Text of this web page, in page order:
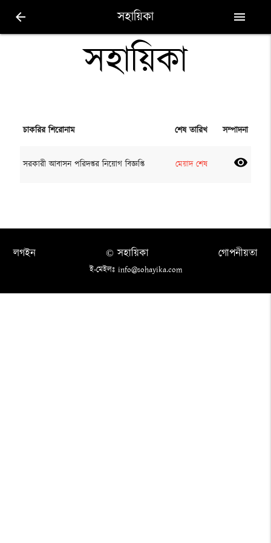
arrow_back সহায়িকা menu
সহায়িকা
চাকরির শিরোনাম শেষ তারিখ সম্পাদনা
সরকারী আবাসন পরিদপ্তর নিয়োগ বিজ্ঞপ্তি মেয়াদ শেষ visibility
লগইন গোপনীয়তা
© সহায়িকা
ই-মেইলঃ info@sohayika.com